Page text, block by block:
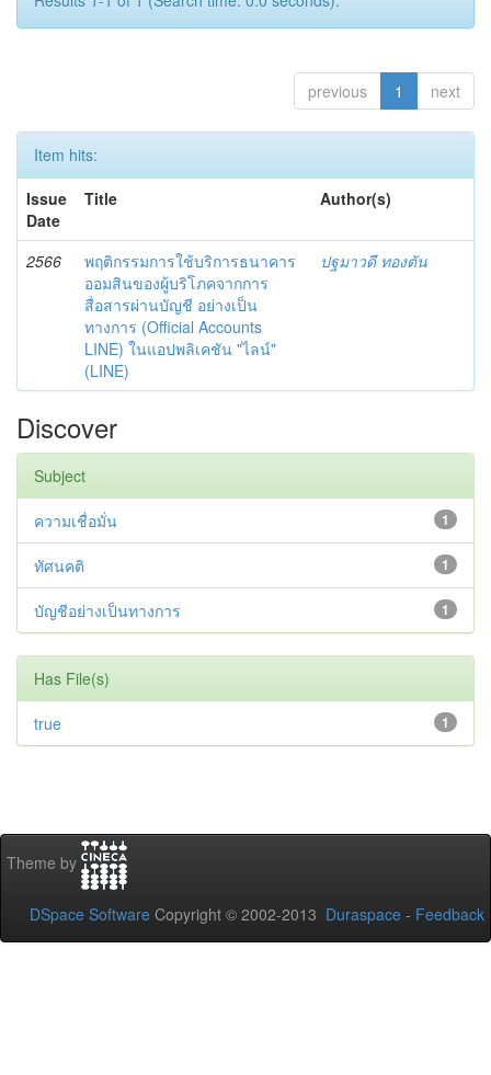
previous 1 next
Item hits:
Issue
Date
Title Author(s)
2566
พฤติกรรมการใช้บริการธนาคาร
ออมสินของผู้บริโภคจากการ
สื่อสารผ่านบัญชี อย่างเป็น
ทางการ (Official Accounts
LINE) ในแอปพลิเคชัน "ไลน์"
(LINE)
ปฐมาวดี ทองตัน
Discover
Subject
1
ความเชื่อมั่น
1
ทัศนคติ
1
บัญชีอย่างเป็นทางการ
Has File(s)
1
true
Theme by
DSpace Software Copyright © 2002-2013 Duraspace - Feedback